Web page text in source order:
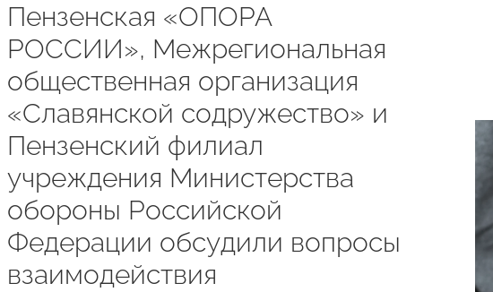
Пензенская «ОПОРА
РОССИИ», Межрегиональная
общественная организация
«Славянской содружество» и
Пензенский филиал
учреждения Министерства
обороны Российской
Федерации обсудили вопросы
взаимодействия